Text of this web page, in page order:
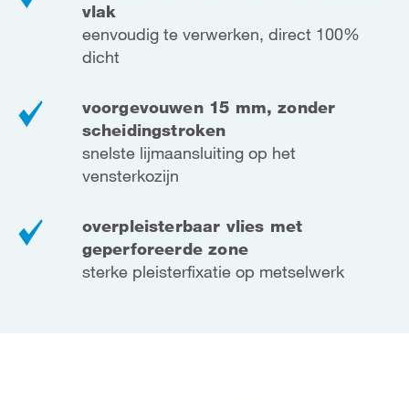
vlak
eenvoudig te verwerken, direct 100%
dicht
voorgevouwen 15 mm, zonder
scheidingstroken
snelste lijmaansluiting op het
vensterkozijn
overpleisterbaar vlies met
geperforeerde zone
sterke pleisterfixatie op metselwerk